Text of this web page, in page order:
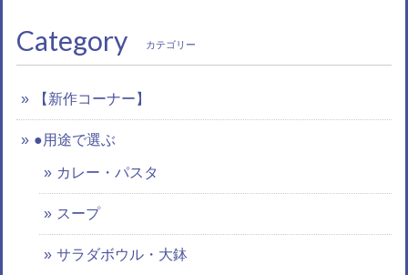
Category カテゴリー
【新作コーナー】
●用途で選ぶ
カレー・パスタ
スープ
サラダボウル・大鉢